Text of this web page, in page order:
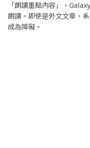
「朗讀重點內容」，
朗讀。即使是外文文章，
成為障礙。